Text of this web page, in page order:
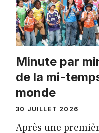
Minute par
de la mi-
monde
30 JUILLET 2026
Après une